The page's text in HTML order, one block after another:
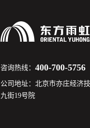
咨询热线：400-700-5756
公司地址：北京市亦庄经济
九街19号院